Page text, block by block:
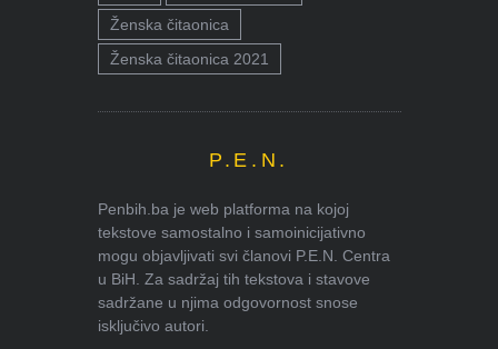
Ženska čitaonica
Ženska čitaonica 2021
P.E.N.
Penbih.ba je web platforma na kojoj
tekstove samostalno i samoinicijativno
mogu objavljivati svi članovi P.E.N. Centra
u BiH. Za sadržaj tih tekstova i stavove
sadržane u njima odgovornost snose
isključivo autori.